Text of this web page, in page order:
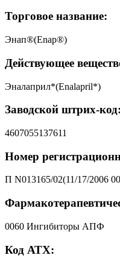
Торговое название:
Энап®(Enap®)
Действующее
Эналаприл*(Enalapril*)
Заводской штрих-код:
4607055137611
Номер
П N013165/02(11/17/2006
0060 Ингибиторы АПФ
Код АТХ: